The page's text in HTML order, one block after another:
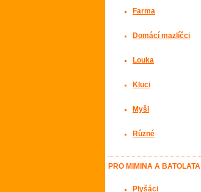
Farma
Domácí mazlíčci
Louka
Kluci
Myši
Různé
PRO MIMINA A BATOLATA
Plyšáci